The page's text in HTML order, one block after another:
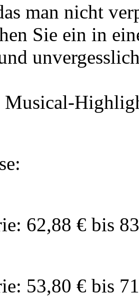
man nicht
Sie ein in
Musical-
62,88 € bis
53,80 € bis